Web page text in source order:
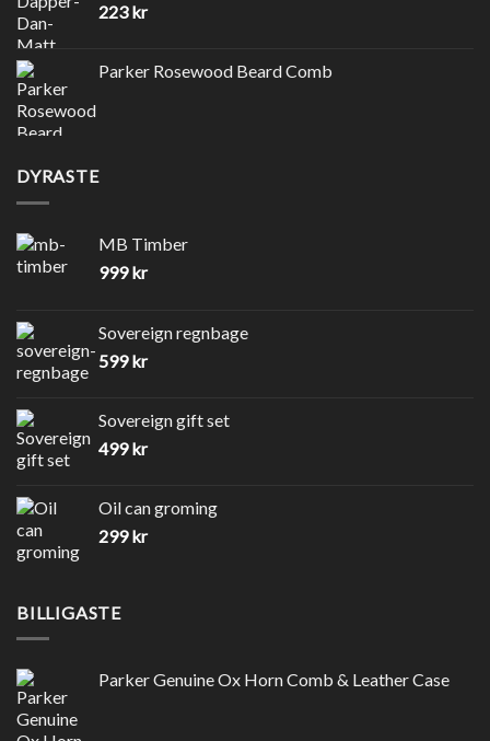
223kr
Parker Rosewood Beard Comb
DYRASTE
MB Timber
999kr
Sovereign regnbage
599kr
Sovereign gift set
499kr
Oil can groming
299kr
BILLIGASTE
Parker Genuine Ox Horn Comb & Leather Case